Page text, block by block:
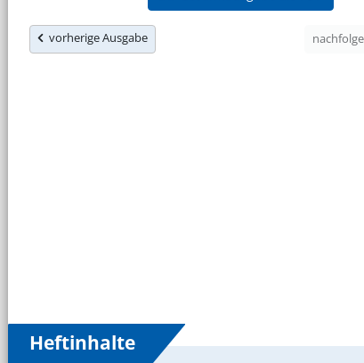
vorherige Ausgabe
Heftinhalte